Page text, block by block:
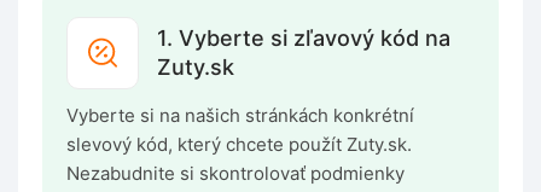
1. Vyberte si zľavový kód na
Zuty.sk
Vyberte si na našich stránkách konkrétní
slevový kód, který chcete použít Zuty.sk.
Nezabudnite si skontrolovať podmienky